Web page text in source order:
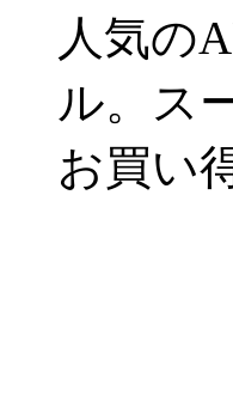
人気の
ル。ス
お買い